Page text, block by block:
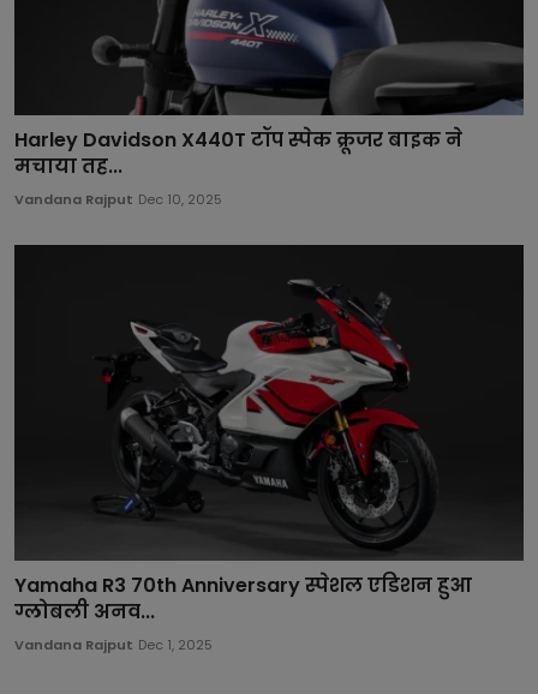
Harley Davidson X440T टॉप स्पेक क्रूजर बाइक ने
मचाया तह...
Vandana Rajput Dec 10, 2025
Yamaha R3 70th Anniversary स्पेशल एडिशन हुआ
ग्लोबली अनव...
Vandana Rajput Dec 1, 2025